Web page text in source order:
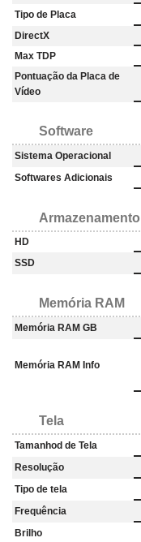
Tipo de Placa
DirectX
Max TDP
Pontuação da Placa de
Vídeo
Software
Sistema Operacional
Softwares Adicionais
Armazenamento
HD
SSD
Memória RAM
Memória RAM GB
Memória RAM Info
Tela
Tamanhod de Tela
Resolução
Tipo de tela
Frequência
Brilho